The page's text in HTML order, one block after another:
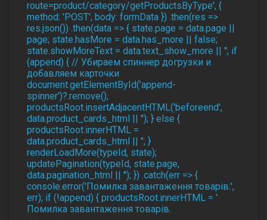
route=product/category/getProductsByType', {
method: 'POST', body: formData }) .then(res =>
res.json()) .then(data => { state.page = data.page ||
page; state.hasMore = data.has_more || false;
state.showMoreText = data.text_show_more || ''; if
(append) { // Убираем спиннер догрузки и
добавляем карточки
document.getElementById('append-
spinner')?.remove();
productsRoot.insertAdjacentHTML('beforeend',
data.product_cards_html || ''); } else {
productsRoot.innerHTML =
data.product_cards_html || ''; }
renderLoadMore(typeId, state);
updatePagination(typeId, state.page,
data.pagination_html || ''); }) .catch(err => {
console.error('Помилка завантаження товарів:',
err); if (!append) { productsRoot.innerHTML = '
Помилка завантаження товарів.